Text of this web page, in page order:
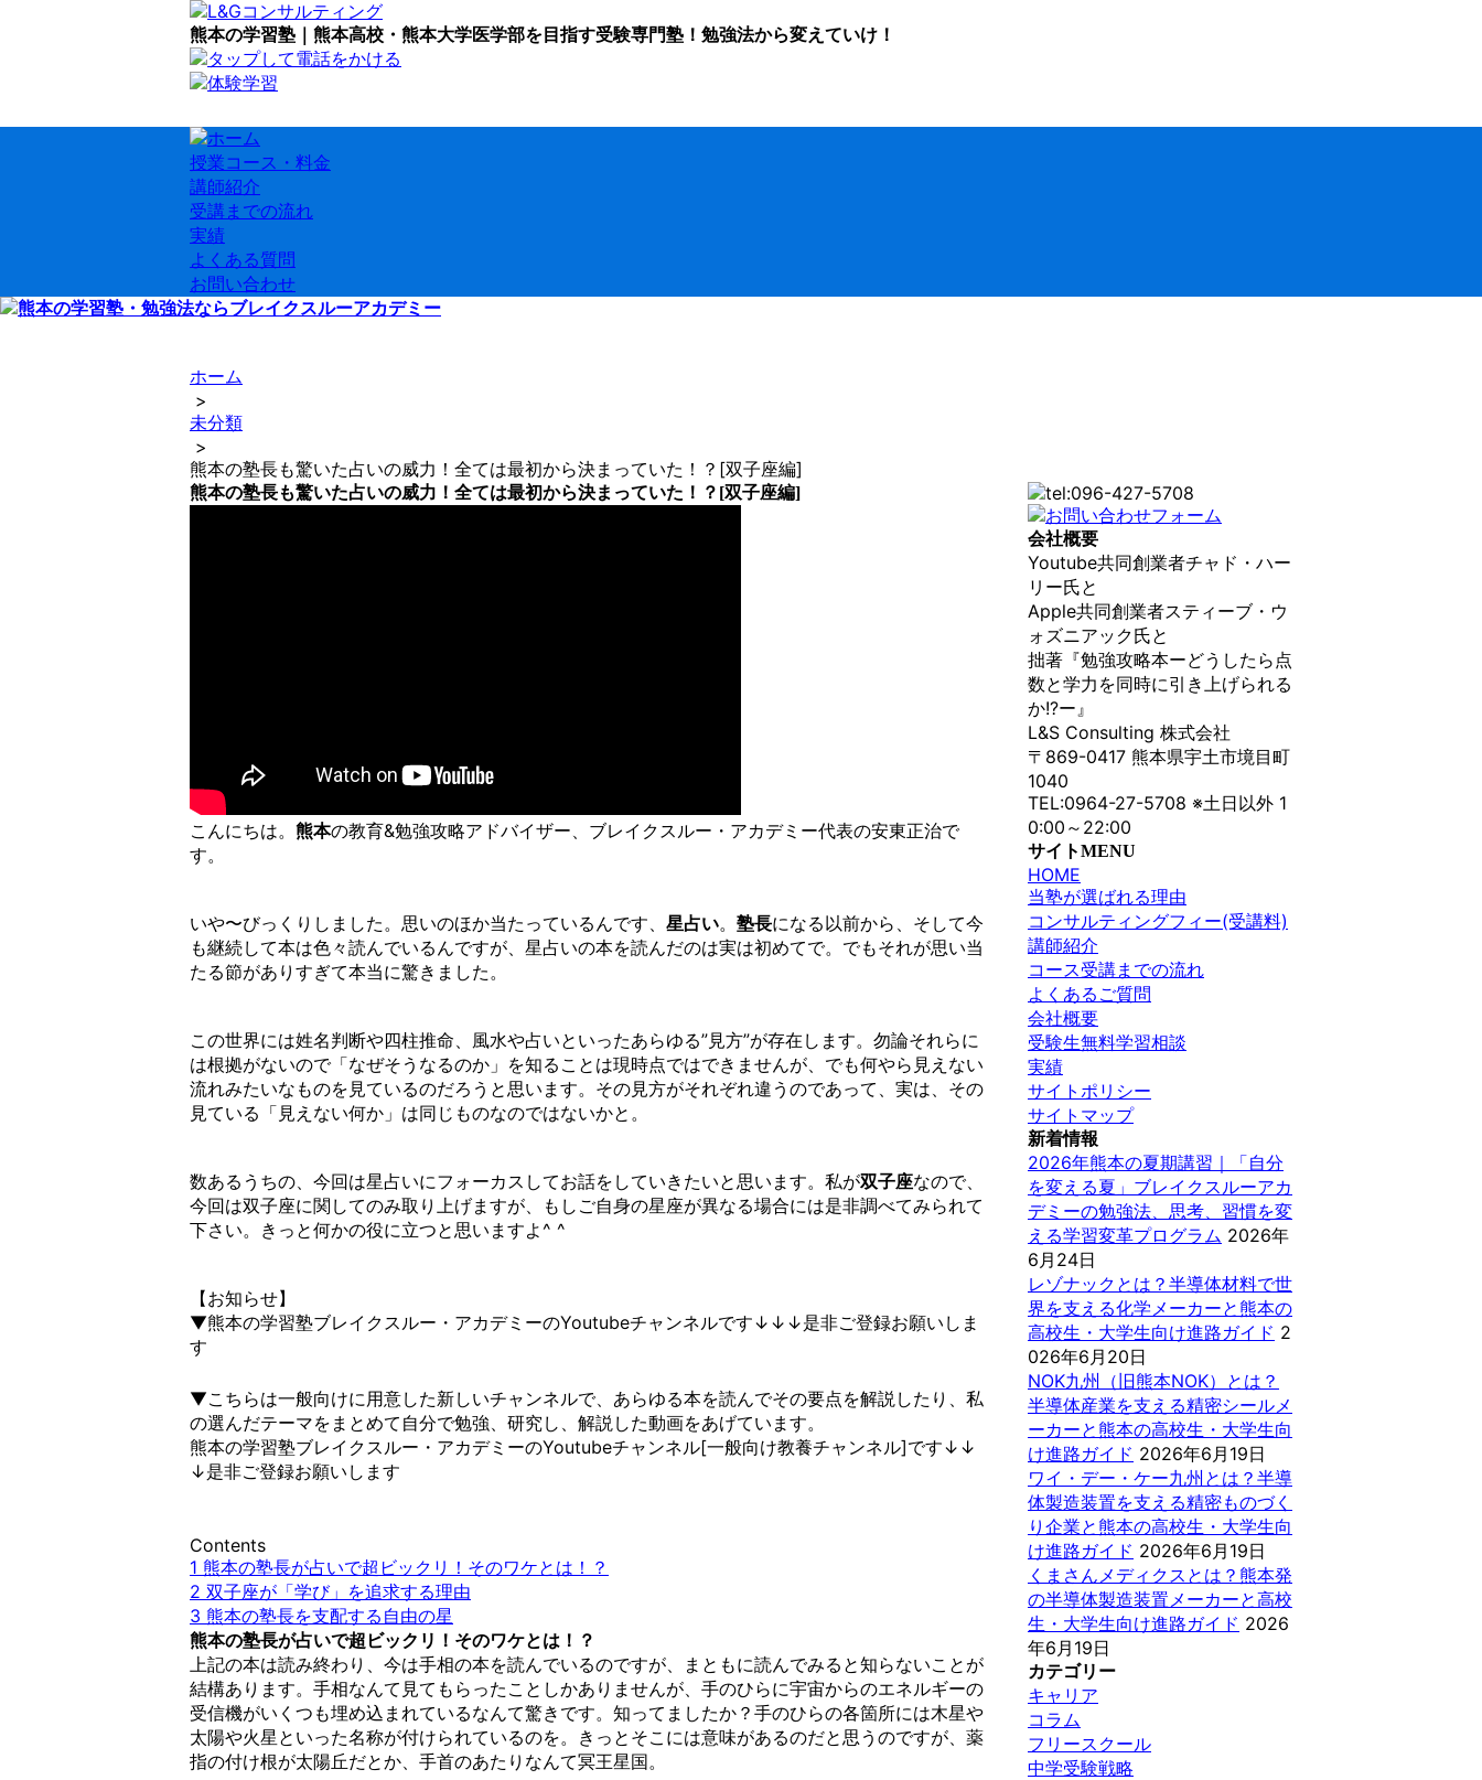
熊本の学習塾｜熊本高校・熊本大学医学部を目指す受験専門塾！勉強法から変えていけ！
授業コース・料金
講師紹介
受講までの流れ
実績
よくある質問
お問い合わせ
ホーム
>
未分類
>
熊本の塾長も驚いた占いの威力！全ては最初から決まっていた！？[双子座編]
熊本の塾長も驚いた占いの威力！全ては最初から決まっていた！？[双子座編]
こんにちは。 熊本の教育&勉強攻略アドバイザー、ブレイクスルー・アカデミー代表の安東正治で
す。
いや〜びっくりしました。思いのほか当たっているんです、 星占い。 塾長になる以前から、そして今
も継続して本は色々読んでいるんですが、星占いの本を読んだのは実は初めてで。でもそれが思い当
たる節がありすぎて本当に驚きました。
この世界には姓名判断や四柱推命、風水や占いといったあらゆる”見方”が存在します。勿論それらに
は根拠がないので「なぜそうなるのか」を知ることは現時点ではできませんが、でも何やら見えない
流れみたいなものを見ているのだろうと思います。その見方がそれぞれ違うのであって、実は、その
見ている「見えない何か」は同じものなのではないかと。
数あるうちの、今回は星占いにフォーカスしてお話をしていきたいと思います。私が双子座なので、
今回は双子座に関してのみ取り上げますが、もしご自身の星座が異なる場合には是非調べてみられて
下さい。きっと何かの役に立つと思いますよ^ ^
【お知らせ】
▼熊本の学習塾ブレイクスルー・アカデミーのYoutubeチャンネルです↓↓↓是非ご登録お願いしま
す
▼こちらは一般向けに用意した新しいチャンネルで、あらゆる本を読んでその要点を解説したり、私
の選んだテーマをまとめて自分で勉強、研究し、解説した動画をあげています。
熊本の学習塾ブレイクスルー・アカデミーのYoutubeチャンネル[一般向け教養チャンネル]です↓↓
↓是非ご登録お願いします
Contents
1 熊本の塾長が占いで超ビックリ！そのワケとは！？
2 双子座が「学び」を追求する理由
3 熊本の塾長を支配する自由の星
熊本の塾長が占いで超ビックリ！そのワケとは！？
上記の本は読み終わり、今は手相の本を読んでいるのですが、まともに読んでみると知らないことが
結構あります。手相なんて見てもらったことしかありませんが、手のひらに宇宙からのエネルギーの
受信機がいくつも埋め込まれているなんて驚きです。知ってましたか？手のひらの各箇所には木星や
太陽や火星といった名称が付けられているのを。きっとそこには意味があるのだと思うのですが、薬
指の付け根が太陽丘だとか、手首のあたりなんて冥王星国。
会社概要
Youtube共同創業者チャド・ハー
リー氏と
Apple共同創業者スティーブ・ウ
ォズニアック氏と
拙著『勉強攻略本ーどうしたら点
数と学力を同時に引き上げられる
か!?ー』
L&S Consulting 株式会社
〒869-0417 熊本県宇土市境目町
1040
TEL:0964-27-5708 ※土日以外 1
0:00～22:00
サイトMENU
HOME
当塾が選ばれる理由
コンサルティングフィー(受講料)
講師紹介
コース受講までの流れ
よくあるご質問
会社概要
受験生無料学習相談
実績
サイトポリシー
サイトマップ
新着情報
2026年熊本の夏期講習｜「自分
を変える夏」ブレイクスルーアカ
デミーの勉強法、思考、習慣を変
える学習変革プログラム 2026年
6月24日
レゾナックとは？半導体材料で世
界を支える化学メーカーと熊本の
高校生・大学生向け進路ガイド 2
026年6月20日
NOK九州（旧熊本NOK）とは？
半導体産業を支える精密シールメ
ーカーと熊本の高校生・大学生向
け進路ガイド 2026年6月19日
ワイ・デー・ケー九州とは？半導
体製造装置を支える精密ものづく
り企業と熊本の高校生・大学生向
け進路ガイド 2026年6月19日
くまさんメディクスとは？熊本発
の半導体製造装置メーカーと高校
生・大学生向け進路ガイド 2026
年6月19日
カテゴリー
キャリア
コラム
フリースクール
中学受験戦略